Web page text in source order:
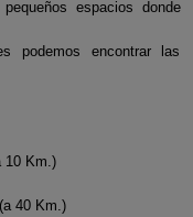
espacios donde
podemos encontrar las
10 Km.)
40 Km.)